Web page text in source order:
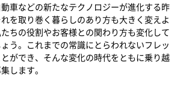
車などの新たなテクノロジーが進化する昨
を取り巻く暮らしのあり方も大きく変えよ
ちの役割やお客様との関わり方も変化して
う。これまでの常識にとらわれないフレッ
ができ、そんな変化の時代をともに乗り越
します。